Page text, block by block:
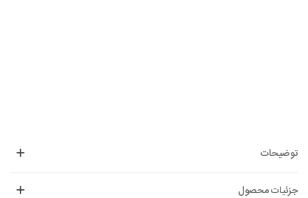
توضیحات
جزئیات محصول